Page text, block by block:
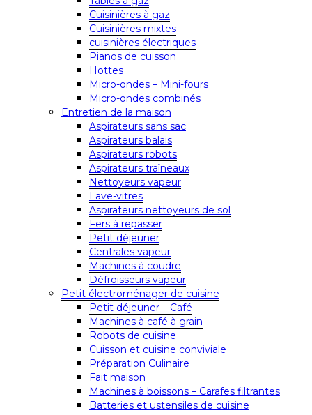
Cuisinières à gaz
Cuisinières mixtes
cuisinières électriques
Pianos de cuisson
Hottes
Micro-ondes – Mini-fours
Micro-ondes combinés
Entretien de la maison
Aspirateurs sans sac
Aspirateurs balais
Aspirateurs robots
Aspirateurs traîneaux
Nettoyeurs vapeur
Lave-vitres
Aspirateurs nettoyeurs de sol
Fers à repasser
Petit déjeuner
Centrales vapeur
Machines à coudre
Défroisseurs vapeur
Petit électroménager de cuisine
Petit déjeuner – Café
Machines à café à grain
Robots de cuisine
Cuisson et cuisine conviviale
Préparation Culinaire
Fait maison
Machines à boissons – Carafes filtrantes
Batteries et ustensiles de cuisine